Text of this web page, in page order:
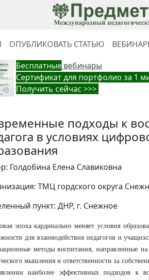
ОПУБЛИКОВАТЬ СТАТЬЮ
Бесплатные вебинары
Cертификат для портфолио за 1
Получить сейчас >>>
подходы к
в условиях
Голдобина Елена Славиковна
ТМЦ гордского округа
пункт: ДНР, г. Снежное
эпоха кардинально меняет условия
для взаимодействия педагогов и
методы воспитания, направленные
мышления и ответственности за
наиболее эффективных подходов к